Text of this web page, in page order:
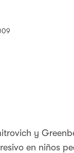
y
en niños